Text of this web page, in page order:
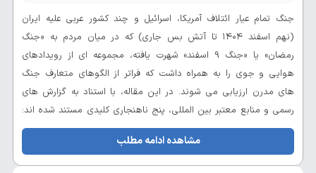
جنگ تمام عیار ائتلاف آمریکا، اسرائیل و چند کشور عربی علیه ایران
(نهم اسفند ۱۴۰۴ تا آتش بس جاری) که در میان مردم به «جنگ
رمضان» یا «جنگ 9 اسفند» شهرت یافته، مجموعه ای از رویدادهای
هوایی و جوی را به همراه داشت که فراتر از الگوهای متعارف جنگ
های مدرن ارزیابی می شوند. در این مقاله، با استناد به گزارش های
رسمی و منابع معتبر بین المللی، پنج ناهنجاری کلیدی مستند شده اند:
طوفان ناگهانی طبس (۱۹۸۰)، سقوط KC-135 در عراق بدون اصابت
موشک، آتش خودی سامانه پاتریوت کویت، تغییر اقلیمی تمام...
مشاهده ادامه مطلب